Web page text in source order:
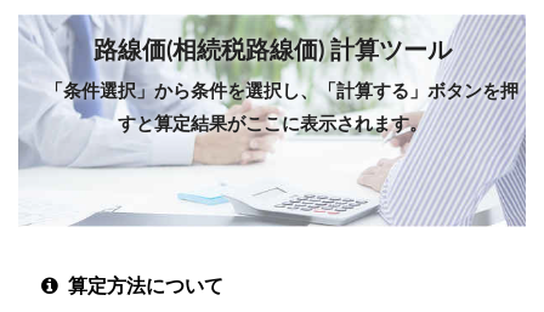
路線価(相続税路線価) 計算ツール
「条件選択」から条件を選択し、「計算する」ボタンを押
すと算定結果がここに表示されます。
算定方法について